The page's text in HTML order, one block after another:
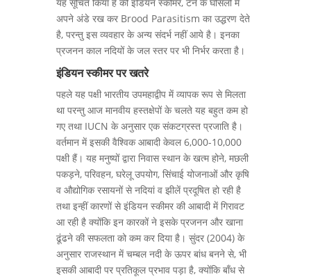
अपने अंडे रख कर Brood Parasitism का उद्धरण देते
है, परन्तु इस व्यवहार के अन्य संदर्भ नहीं आये है। इनका
प्रजनन काल नदियों के जल स्तर पर भी निर्भर करता है।
इंडियन स्कीमर पर खतरे
पहले यह पक्षी भारतीय उपमहाद्वीप में व्यापक रूप से मिलता
था परन्तु आज मानवीय हस्तक्षेपों के चलते यह बहुत कम हो
गए तथा IUCN के अनुसार एक संकटग्रस्त प्रजाति है।
वर्तमान में इसकी वैश्विक आबादी केवल 6,000-10,000
पक्षी हैं। यह मनुष्यों द्वारा निवास स्थान के खत्म होने, मछली
पकड़ने, परिवहन, घरेलू उपयोग, सिंचाई योजनाओं और कृषि
व औद्योगिक रसायनों से नदियां व झीलें प्रदूषित हो रही है
तथा इन्हीं कारणों से इंडियन स्कीमर की आबादी में गिरावट
आ रही है क्योंकि इन कारकों ने इसके प्रजनन और खाना
ढूंढने की सफलता को कम कर दिया है। सुंदर (2004) के
अनुसार राजस्थान में चम्बल नदी के ऊपर बांध बनने से, भी
इसकी आबादी पर प्रतिकूल प्रभाव पड़ा है, क्योंकि बाँध से